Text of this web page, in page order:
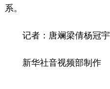
系。
记者：唐斓梁倩杨冠宇
新华社音视频部制作